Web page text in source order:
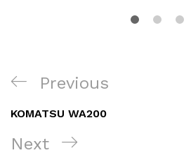
Navegación
entradas
Previous
Post
Previous
KOMATSU WA200
Next
Next